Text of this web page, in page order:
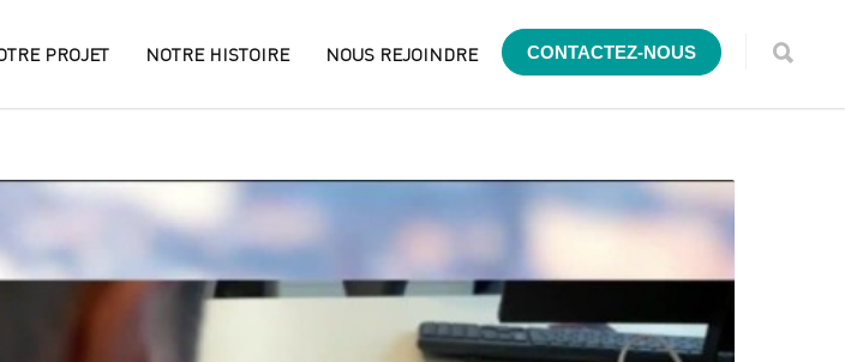
PROJET NOTRE HISTOIRE NOUS REJOINDRE CONTACTEZ-NOUS